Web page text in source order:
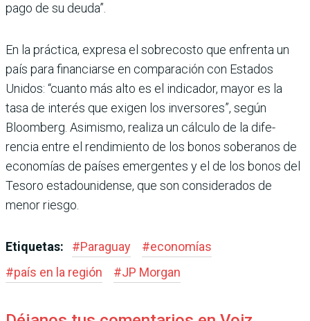
pago de su deuda”.
En la práctica, expresa el sobrecosto que enfrenta un
país para financiarse en com­paración con Estados
Unidos: “cuanto más alto es el indica­dor, mayor es la
tasa de inte­rés que exigen los inversores”, según
Bloomberg. Asimismo, realiza un cálculo de la dife­
rencia entre el rendimiento de los bonos soberanos de
econo­mías de países emergentes y el de los bonos del
Tesoro esta­dounidense, que son conside­rados de
menor riesgo.
Etiquetas: #Paraguay #economías
#país en la región #JP Morgan